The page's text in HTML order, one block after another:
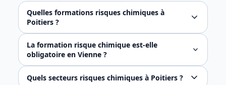
Quelles formations risques chimiques à
Poitiers ?
Sensibilisation (demi-journée), niveau 1 (1 jour) et
La formation risque chimique est-elle
obligatoire en Vienne ?
Oui, dès exposition à des ACD ou CMR (articles
Quels secteurs risques chimiques à Poitiers ?